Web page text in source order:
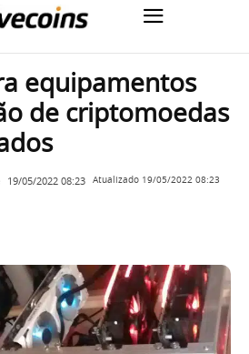
equipamentos
de criptomoedas
19/05/2022 08:23 Atualizado 19/05/2022 08:23